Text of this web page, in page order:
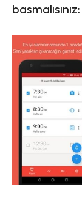
basmalısınız: